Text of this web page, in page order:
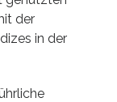
der
in der